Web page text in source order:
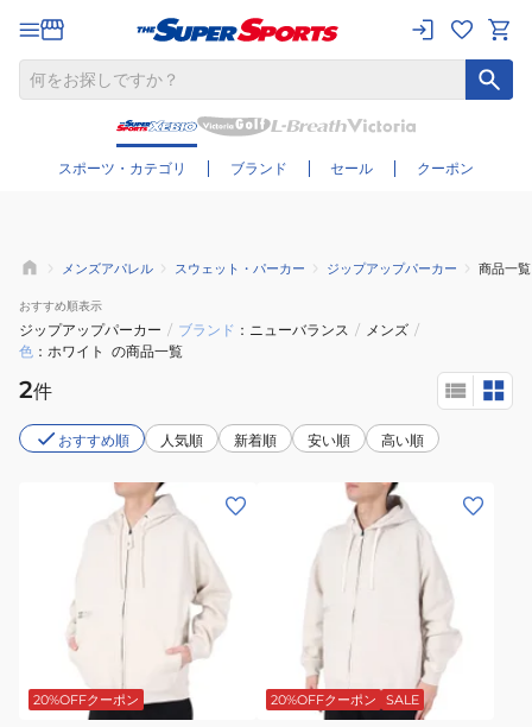
スポーツ・カテゴリ ブランド セール クーポン
さらに絞り込む
メンズアパレル スウェット・パーカー ジップアップパーカー 商品一覧
おすすめ順表示
ジップアップパーカー / ブランド ニューバランス / メンズ /
色
ホワイト の商品一覧
2件
おすすめ順 人気順 新着順 安い順 高い順
20%OFFクーポン 20%OFFクーポン SALE